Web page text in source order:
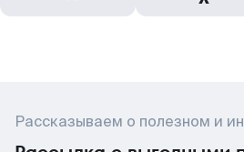
Рассказываем о полезном и